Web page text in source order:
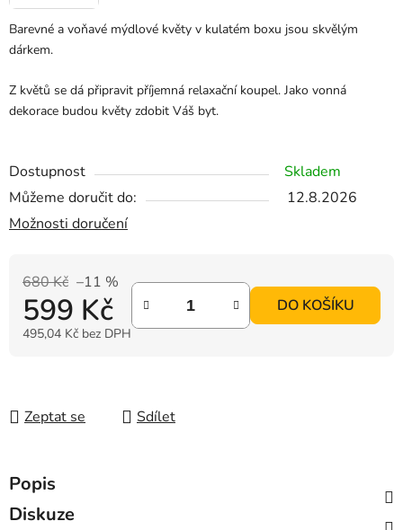
Barevné a voňavé mýdlové květy v kulatém boxu jsou skvělým
dárkem.
Z květů se dá připravit příjemná relaxační koupel. Jako vonná
dekorace budou květy zdobit Váš byt.
Dostupnost
Skladem
Můžeme doručit do:
12.8.2026
Možnosti doručení
680 Kč –11 %
599 Kč
495,04 Kč bez DPH
DO KOŠÍKU
Zeptat se Sdílet
Popis
Diskuze